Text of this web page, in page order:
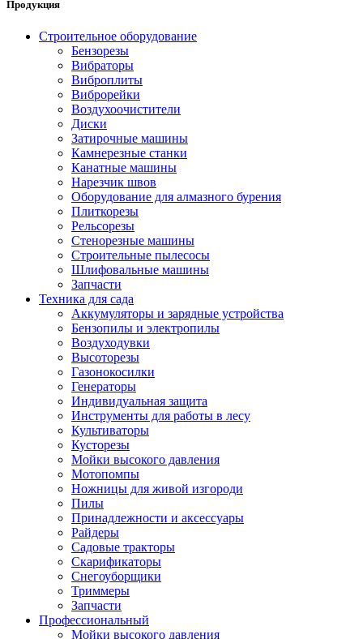
Продукция
Строительное оборудование
Бензорезы
Вибраторы
Виброплиты
Виброрейки
Воздухоочистители
Диски
Затирочные машины
Камнерезные станки
Канатные машины
Нарезчик швов
Оборудование для алмазного бурения
Плиткорезы
Рельсорезы
Стенорезные машины
Строительные пылесосы
Шлифовальные машины
Запчасти
Техника для сада
Аккумуляторы и зарядные устройства
Бензопилы и электропилы
Воздуходувки
Высоторезы
Газонокосилки
Генераторы
Индивидуальная защита
Инструменты для работы в лесу
Культиваторы
Кусторезы
Мойки высокого давления
Мотопомпы
Ножницы для живой изгороди
Пилы
Принадлежности и аксессуары
Райдеры
Садовые тракторы
Скарификаторы
Снегоуборщики
Триммеры
Запчасти
Профессиональный
Мойки высокого давления